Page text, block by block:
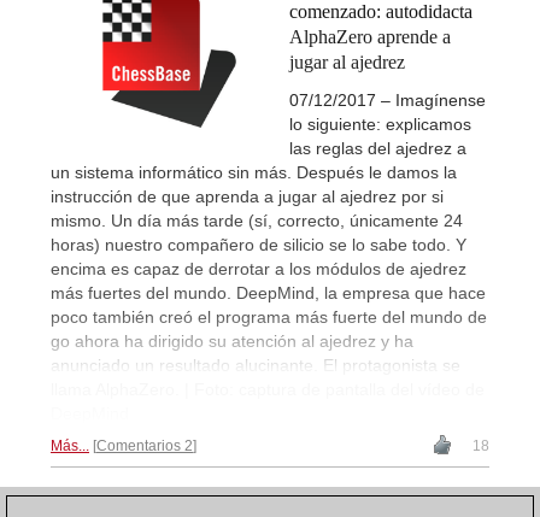
comenzado: autodidacta
AlphaZero aprende a
jugar al ajedrez
07/12/2017 – Imagínense
lo siguiente: explicamos
las reglas del ajedrez a
un sistema informático sin más. Después le damos la
instrucción de que aprenda a jugar al ajedrez por si
mismo. Un día más tarde (sí, correcto, únicamente 24
horas) nuestro compañero de silicio se lo sabe todo. Y
encima es capaz de derrotar a los módulos de ajedrez
más fuertes del mundo. DeepMind, la empresa que hace
poco también creó el programa más fuerte del mundo de
go ahora ha dirigido su atención al ajedrez y ha
anunciado un resultado alucinante. El protagonista se
Más... Comentarios 2 18